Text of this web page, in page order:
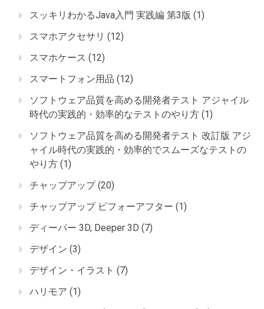
スッキリわかるJava入門 実践編 第3版 (1)
スマホアクセサリ (12)
スマホケース (12)
スマートフォン用品 (12)
ソフトウェア品質を高める開発者テスト アジャイル
時代の実践的・効率的なテストのやり方 (1)
ソフトウェア品質を高める開発者テスト 改訂版 アジ
ャイル時代の実践的・効率的でスムーズなテストの
やり方 (1)
チャップアップ(20)
チャップアップ ビフォーアフター (1)
ディーパー 3D, Deeper 3D (7)
デザイン (3)
デザイン・イラスト (7)
ハリモア (1)